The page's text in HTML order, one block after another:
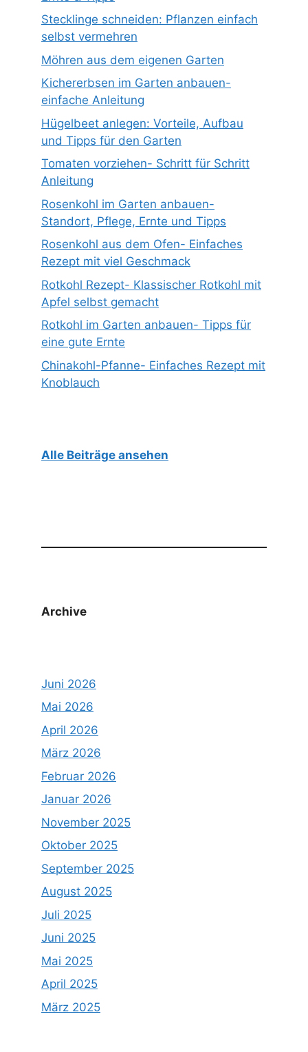
Stecklinge schneiden: Pflanzen einfach
selbst vermehren
Möhren aus dem eigenen Garten
Kichererbsen im Garten anbauen-
einfache Anleitung
Hügelbeet anlegen: Vorteile, Aufbau
und Tipps für den Garten
Tomaten vorziehen- Schritt für Schritt
Anleitung
Rosenkohl im Garten anbauen-
Standort, Pflege, Ernte und Tipps
Rosenkohl aus dem Ofen- Einfaches
Rezept mit viel Geschmack
Rotkohl Rezept- Klassischer Rotkohl mit
Apfel selbst gemacht
Rotkohl im Garten anbauen- Tipps für
eine gute Ernte
Chinakohl-Pfanne- Einfaches Rezept mit
Knoblauch
Alle Beiträge ansehen
Archive
Juni 2026
Mai 2026
April 2026
März 2026
Februar 2026
Januar 2026
November 2025
Oktober 2025
September 2025
August 2025
Juli 2025
Juni 2025
Mai 2025
April 2025
März 2025